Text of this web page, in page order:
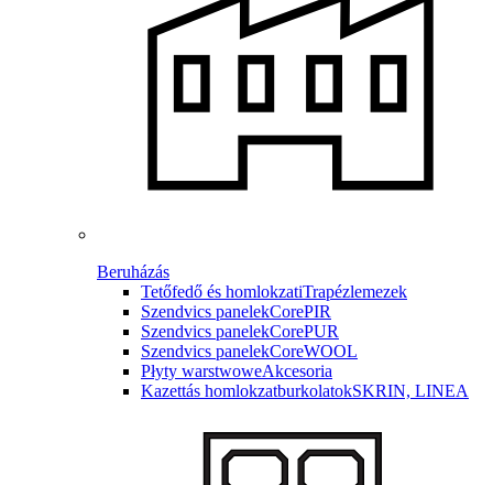
Beruházás
Tetőfedő és homlokzatiTrapézlemezek
Szendvics panelekCorePIR
Szendvics panelekCorePUR
Szendvics panelekCoreWOOL
Płyty warstwoweAkcesoria
Kazettás homlokzatburkolatokSKRIN, LINEA